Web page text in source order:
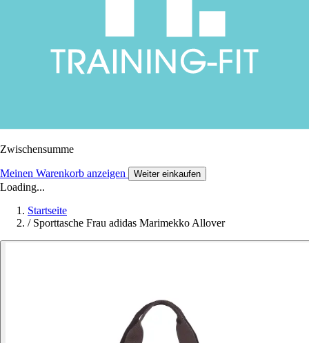
Zwischensumme
Meinen Warenkorb anzeigen Weiter einkaufen
Loading...
Startseite
/ Sporttasche Frau adidas Marimekko Allover